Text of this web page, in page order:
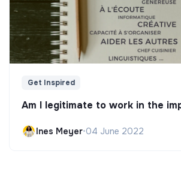
Get Inspired
Am I legitimate to work in the
Ines Meyer•04 June 2022